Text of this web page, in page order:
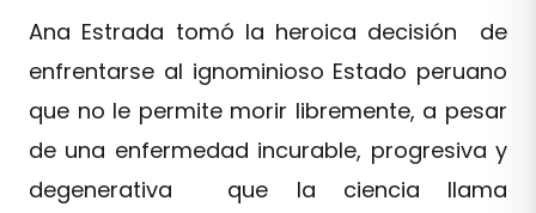
Ana Estrada tomó la heroica decisión de
enfrentarse al ignominioso Estado peruano
que no le permite morir libremente, a pesar
de una enfermedad incurable, progresiva y
degenerativa que la ciencia llama